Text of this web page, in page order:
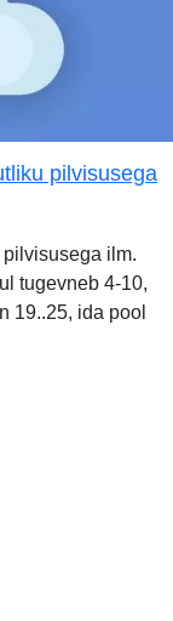
pilvisusega
ilm.
tugevneb 4-10,
19..25, ida pool